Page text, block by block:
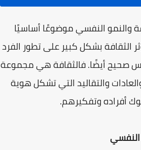
والنمو النفسي موضوعًا أساسيًا
الثقافة بشكل كبير على تطور الفرد
صحيح أيضًا. فالثقافة هي مجموعة
والتقاليد التي تشكل هوية
أفراده وتفكيرهم.
النفسي